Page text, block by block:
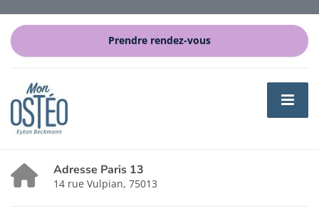
Prendre rendez-vous
Adresse Paris 13
14 rue Vulpian, 75013